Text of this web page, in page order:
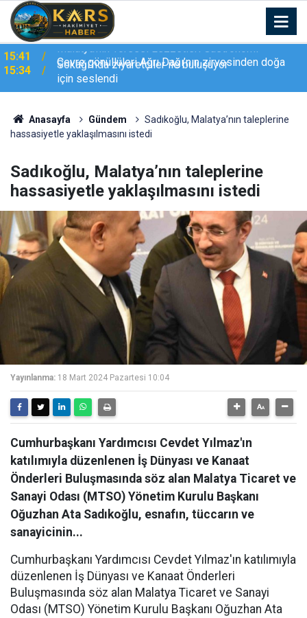
15:34
Çevre gönüllüleri Ağrı Dağı’nın zirvesinden doğa
için seslendi
Anasayfa Gündem
Sadıkoğlu, Malatya’nın taleplerine
hassasiyetle yaklaşılmasını istedi
Sadıkoğlu, Malatya’nın taleplerine
hassasiyetle yaklaşılmasını istedi
Yayınlanma: 18 Mart 2024 Pazartesi 10:04
Cumhurbaşkanı Yardımcısı Cevdet Yılmaz'ın
katılımıyla düzenlenen İş Dünyası ve Kanaat
Önderleri Buluşmasında söz alan Malatya Ticaret ve
Sanayi Odası (MTSO) Yönetim Kurulu Başkanı
Oğuzhan Ata Sadıkoğlu, esnafın, tüccarın ve
sanayicinin...
Cumhurbaşkanı Yardımcısı Cevdet Yılmaz'ın katılımıyla
düzenlenen İş Dünyası ve Kanaat Önderleri
Buluşmasında söz alan Malatya Ticaret ve Sanayi
Odası (MTSO) Yönetim Kurulu Başkanı Oğuzhan Ata